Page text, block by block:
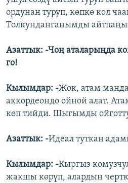
ордунан туруп, көпкө кол
Толкунданганымды
Азаттык: -Чоң аталарыңда
го!
Кылымдар: -Жок, атам
аккордеондо ойной алат.
көп тийди. Шыгымды
Азаттык: -Идеал туткан
Кылымдар: -Кыргыз
жакшы көрүп, алардын